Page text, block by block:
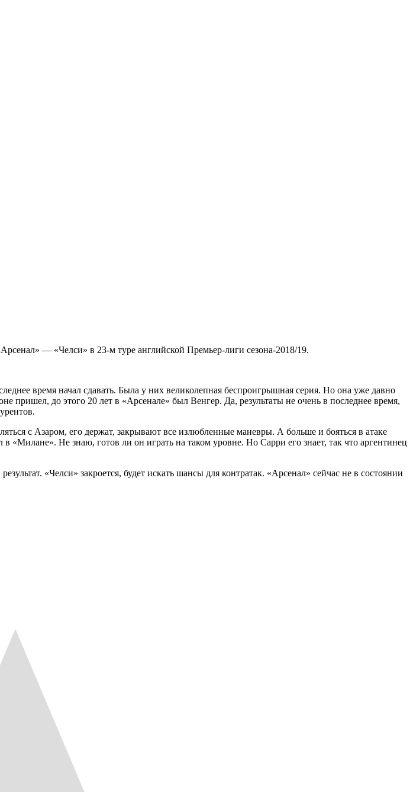
— «Челси» в 23-м туре английской Премьер-лиги сезона-2018/19.
время начал сдавать. Была у них великолепная беспроигрышная серия. Но она уже давно
пришел, до этого 20 лет в «Арсенале» был Венгер. Да, результаты не очень в последнее время,
с Азаром, его держат, закрывают все излюбленные маневры. А больше и бояться в атаке
Не знаю, готов ли он играть на таком уровне. Но Сарри его знает, так что аргентинец
«Челси» закроется, будет искать шансы для контратак. «Арсенал» сейчас не в состоянии